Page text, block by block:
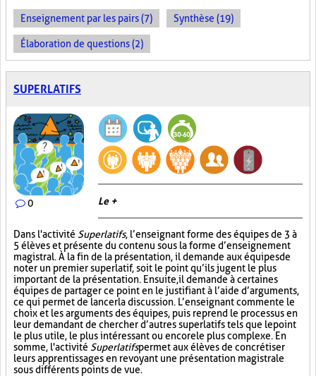
Enseignement par les pairs (7) Synthèse (19)
Élaboration de questions (2)
SUPERLATIFS
0 Le +
Dans l'activité Superlatifs, l’enseignant forme des équipes de 3 à
5 élèves et présente du contenu sous la forme d’enseignement
magistral. À la fin de la présentation, il demande aux équipes de
noter un premier superlatif, soit le point qu’ils jugent le plus
important de la présentation. Ensuite, il demande à certaines
équipes de partager ce point en le justifiant à l’aide d’arguments,
ce qui permet de lancer la discussion. L’enseignant commente le
choix et les arguments des équipes, puis reprend le processus en
leur demandant de chercher d’autres superlatifs tels que le point
le plus utile, le plus intéressant ou encore le plus complexe. En
somme, l'activité Superlatifspermet aux élèves de concrétiser
leurs apprentissages en revoyant une présentation magistrale
sous différents points de vue.